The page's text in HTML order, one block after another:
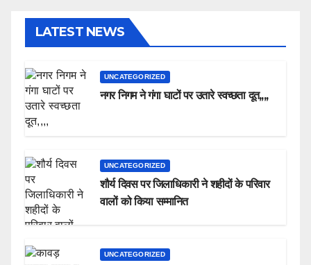
LATEST NEWS
UNCATEGORIZED
नगर निगम ने गंगा घाटों पर उतारे स्वच्छता दूत,,,,
UNCATEGORIZED
शौर्य दिवस पर जिलाधिकारी ने शहीदों के परिवार
वालों को किया सम्मानित
UNCATEGORIZED